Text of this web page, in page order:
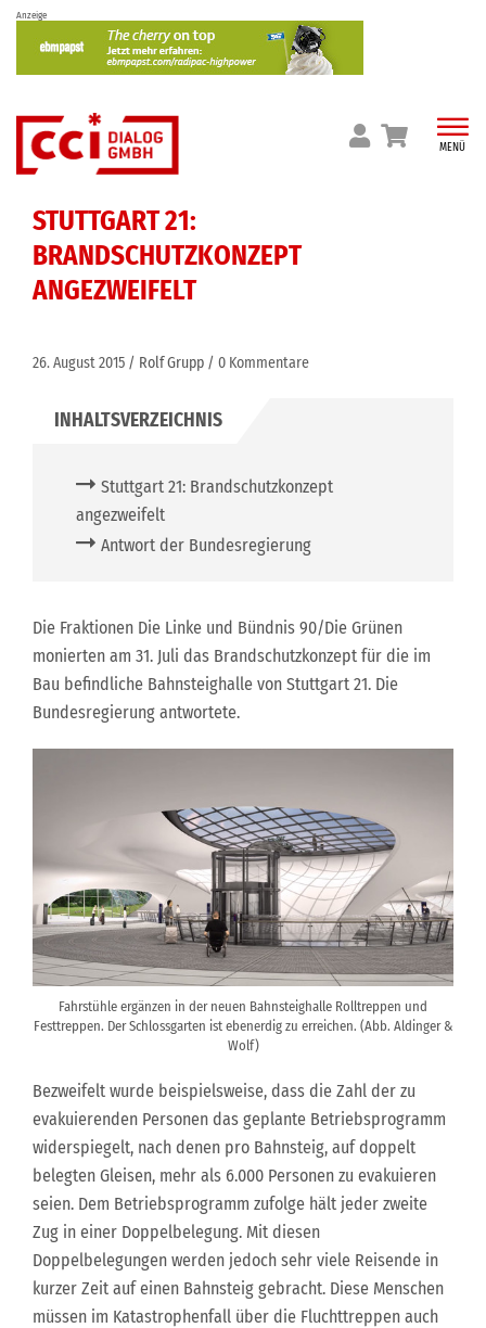
Skip
content
Anzeige
MENÜ
STUTTGART 21:
BRANDSCHUTZKONZEPT
ANGEZWEIFELT
26. August 2015 Rolf Grupp 0 Kommentare
Stuttgart 21: Brandschutzkonzept
angezweifelt
Antwort der Bundesregierung
Die Fraktionen Die Linke und Bündnis 90/Die Grünen
monierten am 31. Juli das Brandschutzkonzept für die im
Bau befindliche Bahnsteighalle von Stuttgart 21. Die
Bundesregierung antwortete.
Fahrstühle ergänzen in der neuen Bahnsteighalle Rolltreppen und
Festtreppen. Der Schlossgarten ist ebenerdig zu erreichen. (Abb. Aldinger &
Wolf)
Bezweifelt wurde beispielsweise, dass die Zahl der zu
evakuierenden Personen das geplante Betriebsprogramm
widerspiegelt, nach denen pro Bahnsteig, auf doppelt
belegten Gleisen, mehr als 6.000 Personen zu evakuieren
seien. Dem Betriebsprogramm zufolge hält jeder zweite
Zug in einer Doppelbelegung. Mit diesen
Doppelbelegungen werden jedoch sehr viele Reisende in
kurzer Zeit auf einen Bahnsteig gebracht. Diese Menschen
müssen im Katastrophenfall über die Fluchttreppen auch